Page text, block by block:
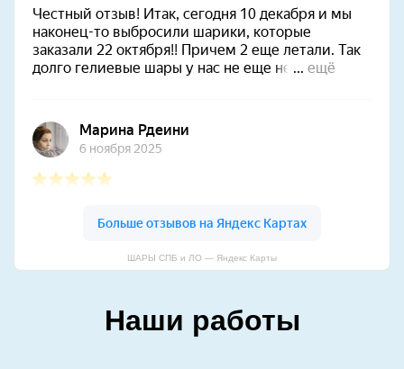
ШАРЫ СПБ и ЛО — Яндекс Карты
Наши работы